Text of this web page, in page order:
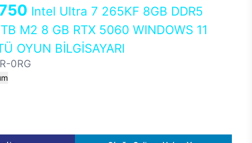
Intel Ultra 7 265KF 8GB DDR5
M2 8 GB RTX 5060 WINDOWS 11
OYUN BİLGİSAYARI
0RG